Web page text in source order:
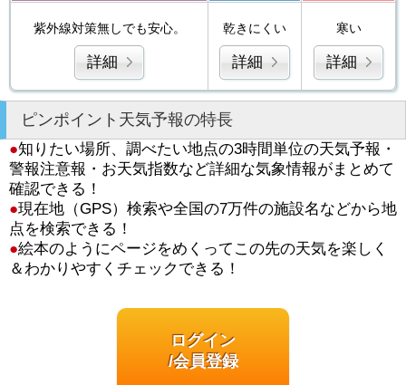
紫外線対策無しでも安心。
詳細
乾きにくい
詳細
寒い
詳細
ピンポイント天気予報の特長
●知りたい場所、調べたい地点の3時間単位の天気予報・
警報注意報・お天気指数など詳細な気象情報がまとめて
確認できる！
●現在地（GPS）検索や全国の7万件の施設名などから地
点を検索できる！
●絵本のようにページをめくってこの先の天気を楽しく
＆わかりやすくチェックできる！
ログイン
/会員登録